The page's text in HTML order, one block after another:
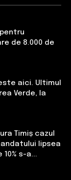
de 8.000 de
aici. Ultimul
Verde, la
Timiș cazul
lipsea
s-a...